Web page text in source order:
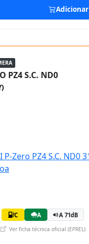
Adicionar
PZ4 S.C. ND0
C A A 71dB
Ver ficha técnica oficial (EPREL)